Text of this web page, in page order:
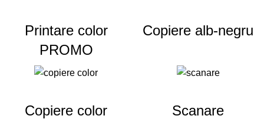
Printare color
PROMO
Copiere alb-negru
Copiere color Scanare